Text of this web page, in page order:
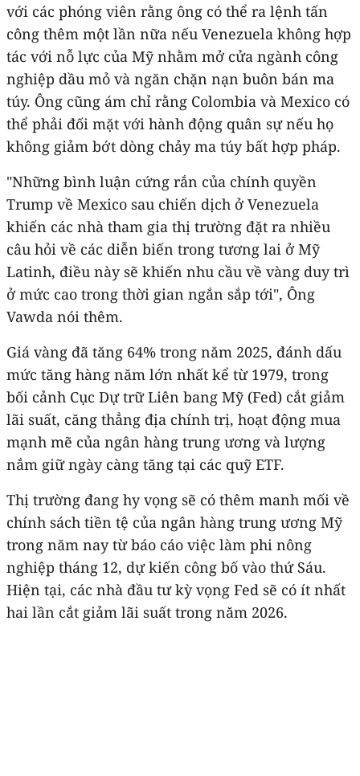
với các phóng viên rằng ông có thể ra lệnh tấn
công thêm một lần nữa nếu Venezuela không hợp
tác với nỗ lực của Mỹ nhằm mở cửa ngành công
nghiệp dầu mỏ và ngăn chặn nạn buôn bán ma
túy. Ông cũng ám chỉ rằng Colombia và Mexico có
thể phải đối mặt với hành động quân sự nếu họ
không giảm bớt dòng chảy ma túy bất hợp pháp.
"Những bình luận cứng rắn của chính quyền
Trump về Mexico sau chiến dịch ở Venezuela
khiến các nhà tham gia thị trường đặt ra nhiều
câu hỏi về các diễn biến trong tương lai ở Mỹ
Latinh, điều này sẽ khiến nhu cầu về vàng duy trì
ở mức cao trong thời gian ngắn sắp tới", Ông
Vawda nói thêm.
Giá vàng đã tăng 64% trong năm 2025, đánh dấu
mức tăng hàng năm lớn nhất kể từ 1979, trong
bối cảnh Cục Dự trữ Liên bang Mỹ (Fed) cắt giảm
lãi suất, căng thẳng địa chính trị, hoạt động mua
mạnh mẽ của ngân hàng trung ương và lượng
nắm giữ ngày càng tăng tại các quỹ ETF.
Thị trường đang hy vọng sẽ có thêm manh mối về
chính sách tiền tệ của ngân hàng trung ương Mỹ
trong năm nay từ báo cáo việc làm phi nông
nghiệp tháng 12, dự kiến công bố vào thứ Sáu.
Hiện tại, các nhà đầu tư kỳ vọng Fed sẽ có ít nhất
hai lần cắt giảm lãi suất trong năm 2026.